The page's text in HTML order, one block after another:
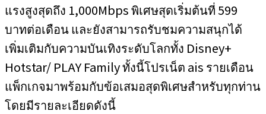
แรงสูงสุดถึง 1,000Mbps พิเศษสุดเริ่มต้นที่ 599
บาทต่อเดือน และยังสามารถรับชมความสนุกได้
เพิ่มเติมกับความบันเทิงระดับโลกทั้ง Disney+
Hotstar/ PLAY Family ทั้งนี้โปรเน็ต ais รายเดือน
แพ็กเกจมาพร้อมกับข้อเสมอสุดพิเศษสำหรับทุกท่าน
โดยมีรายละเอียดดังนี้